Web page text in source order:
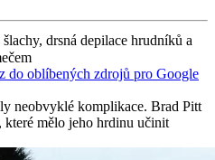
drsná depilace hrudníků a
do oblíbených zdrojů pro Google
neobvyklé komplikace. Brad Pitt
které mělo jeho hrdinu učinit